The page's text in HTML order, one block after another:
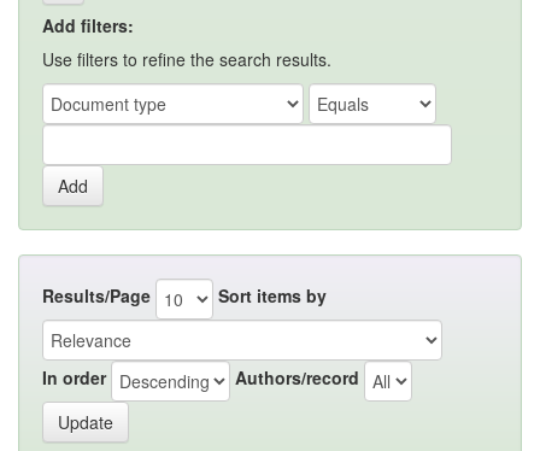
Add filters:
Use filters to refine the search results.
Results/Page Sort items by
In order Authors/record